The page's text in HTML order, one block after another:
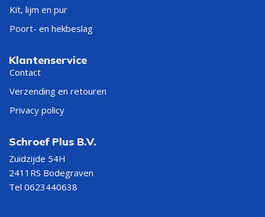
Kit, lijm en pur
Poort- en hekbeslag
Klantenservice
Contact
Verzending en retouren
Privacy policy
Schroef Plus B.V.
Zuidzijde 54H
2411RS Bodegraven
Tel 0623440638